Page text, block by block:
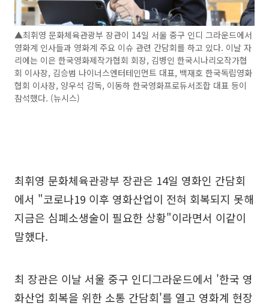
▲최휘영 문화체육관광부 장관이 14일 서울 중구 인디 그라운드에서
영화계 인사들과 영화계 주요 이슈 관련 간담회를 하고 있다. 이날 자
리에는 이은 한국영화제작가협회 회장, 김병인 한국시나리오작가협
회 이사장, 김승범 나이너스엔터테인먼트 대표, 백재호 한국독립영화
협회 이사장, 양우석 감독, 이동하 한국영화프로듀서조합 대표 등이
참석했다. (뉴시스)
최휘영 문화체육관광부 장관은 14일 영화인 간담회
에서 "코로나19 이후 영화산업이 전혀 회복되지 못해
지금은 심폐소생술이 필요한 상황"이라면서 이같이
말했다.
최 장관은 이날 서울 중구 인디그라운드에서 '한국 영
화산업 회복을 위한 소통 간담회'를 열고 영화계 현장